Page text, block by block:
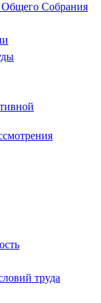
Общего Собрания
труда